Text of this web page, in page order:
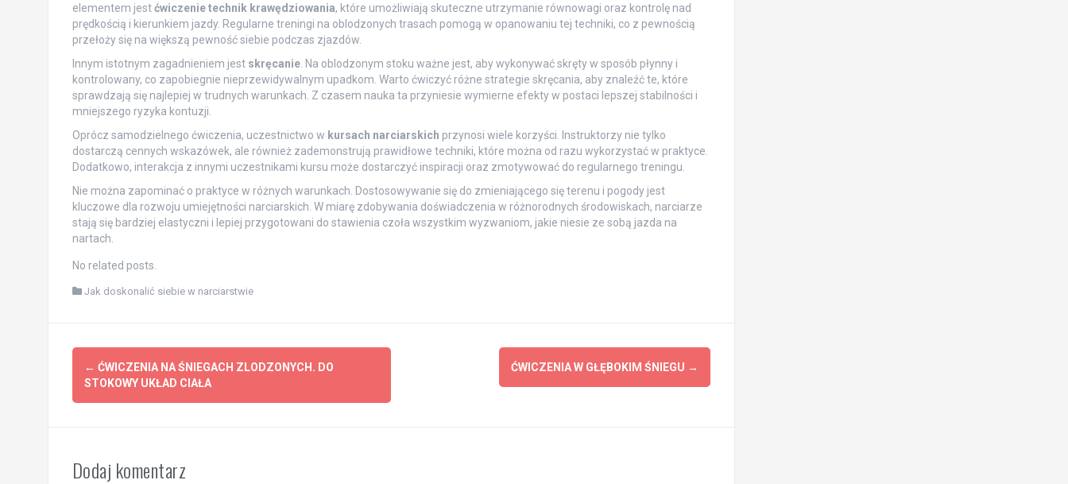
elementem jestćwiczenie technik krawędziowania, które umożliwiają skuteczne utrzymanie równowagi oraz kontrolę nad
prędkością i kierunkiem jazdy. Regularne treningi na oblodzonych trasach pomogą w opanowaniu tej techniki, co z pewnością
przełoży się na większą pewność siebie podczas zjazdów.
Innym istotnym zagadnieniem jest skręcanie. Na oblodzonym stoku ważne jest, aby wykonywać skręty w sposób płynny i
kontrolowany, co zapobiegnie nieprzewidywalnym upadkom. Warto ćwiczyć różne strategie skręcania, aby znaleźć te, które
sprawdzają się najlepiej w trudnych warunkach. Z czasem nauka ta przyniesie wymierne efekty w postaci lepszej stabilności i
mniejszego ryzyka kontuzji.
Oprócz samodzielnego ćwiczenia, uczestnictwo w kursach narciarskich przynosi wiele korzyści. Instruktorzy nie tylko
dostarczą cennych wskazówek, ale również zademonstrują prawidłowe techniki, które można od razu wykorzystać w praktyce.
Dodatkowo, interakcja z innymi uczestnikami kursu może dostarczyć inspiracji oraz zmotywować do regularnego treningu.
Nie można zapominać o praktyce w różnych warunkach. Dostosowywanie się do zmieniającego się terenu i pogody jest
kluczowe dla rozwoju umiejętności narciarskich. W miarę zdobywania doświadczenia w różnorodnych środowiskach, narciarze
stają się bardziej elastyczni i lepiej przygotowani do stawienia czoła wszystkim wyzwaniom, jakie niesie ze sobą jazda na
nartach.
No related posts.
Jak doskonalić siebie w narciarstwie
Post
navigation
← ĆWICZENIA NA ŚNIEGACH ZLODZONYCH. DO
STOKOWY UKŁAD CIAŁA
ĆWICZENIA W GŁĘBOKIM ŚNIEGU →
Dodaj komentarz